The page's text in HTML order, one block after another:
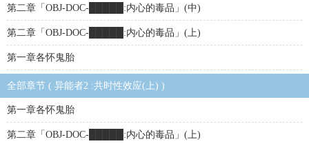
第二章「OBJ-DOC-█████:内心的毒品」(中)
第二章「OBJ-DOC-█████:内心的毒品」(上)
第一章各怀鬼胎
全部章节 ( 异能者2 :共时性效应(上) )
第一章各怀鬼胎
第二章「OBJ-DOC-█████:内心的毒品」(上)